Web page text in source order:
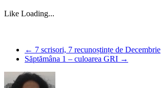
Like Loading...
← 7 scrisori, 7 recunoștințe de Decembrie
Săptămâna 1 – culoarea GRI →